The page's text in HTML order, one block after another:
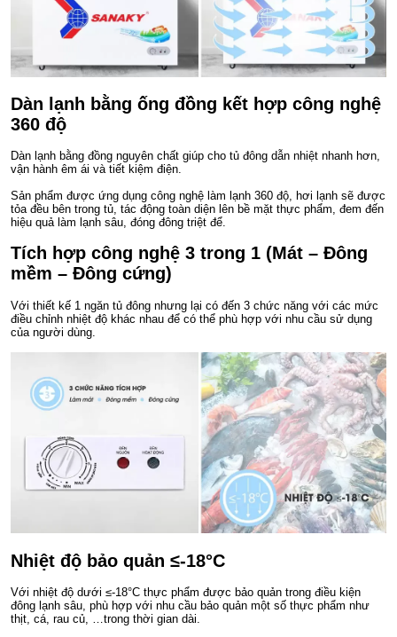
Dàn lạnh bằng ống đồng kết hợp công nghệ
360 độ
Dàn lạnh bằng đồng nguyên chất giúp cho tủ đông dẫn nhiệt nhanh hơn,
vận hành êm ái và tiết kiệm điện.
Sản phẩm được ứng dụng công nghệ làm lạnh 360 độ, hơi lạnh sẽ được
tỏa đều bên trong tủ, tác động toàn diện lên bề mặt thực phẩm, đem đến
hiệu quả làm lạnh sâu, đóng đông triệt để.
Tích hợp công nghệ 3 trong 1 (Mát – Đông
mềm – Đông cứng)
Với thiết kế 1 ngăn tủ đông nhưng lại có đến 3 chức năng với các mức
điều chỉnh nhiệt độ khác nhau để có thể phù hợp với nhu cầu sử dụng
của người dùng.
Nhiệt độ bảo quản ≤-18°C
Với nhiệt độ dưới ≤-18°C thực phẩm được bảo quản trong điều kiện
đông lạnh sâu, phù hợp với nhu cầu bảo quản một số thực phẩm như
thịt, cá, rau củ, …trong thời gian dài.